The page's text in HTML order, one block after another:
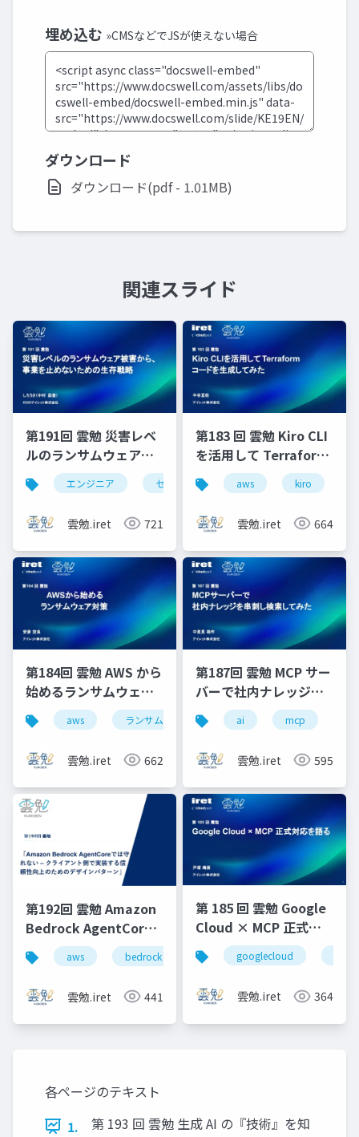
埋め込む »CMSなどでJSが使えない場合
ダウンロード
ダウンロード(pdf - 1.01MB)
関連スライド
第191回 雲勉 災害レベ
ルのランサムウェア被
害から、事業を止めな
いための生存戦略
エンジニア セキュリティ it ランサムウ
雲勉.iret 721
第183 回 雲勉 Kiro CLI
を活用して Terraform
コードを生成してみた
aws kiro
雲勉.iret 664
第184回 雲勉 AWS から
始めるランサムウェア
対策
aws ランサムウェア 新卒 エンジニア
雲勉.iret 662
第187回 雲勉 MCP サー
バーで社内ナレッジを
串刺し検索してみた
ai mcp
雲勉.iret 595
第192回 雲勉 Amazon
Bedrock AgentCore
では守れない – クライ
アント側で実装する信
頼性向上のためのデザ
インパターン
aws bedrock agentcore とは
雲勉.iret 441
第 185 回 雲勉 Google
Cloud × MCP 正式対
応を語るgooglecloud
雲勉.iret 364
各ページのテキスト
1.
第 193 回 雲勉 生成 AI の『技術』を知